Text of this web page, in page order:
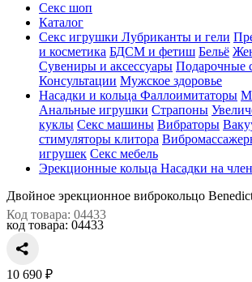
Секс шоп
Каталог
Секс игрушки Лубриканты и гели
и косметика БДСМ и фетиш Бельё
Сувениры и аксессуары Подарочные
Консультации Мужское здоровье
Насадки и кольца Фаллоимитаторы
Анальные игрушки Страпоны
куклы Секс машины Вибраторы
стимуляторы клитора
игрушек Секс мебель
Эрекционные кольца Насадки на член
Двойное эрекционное виброкольцо
Код товара: 04433
код товара: 04433
10 690 ₽